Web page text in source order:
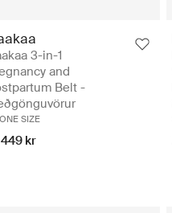
3-in-1
and
Belt -
ONE SIZE
kr